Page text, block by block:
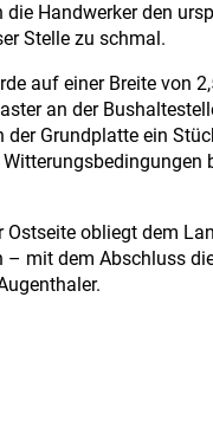
Handwerker den
Stelle zu schmal.
auf einer Breite von
an der
Grundplatte ein
obliegt dem
mit dem Abschluss